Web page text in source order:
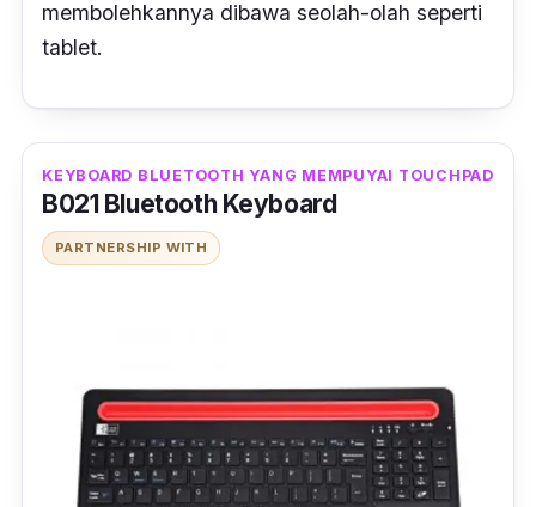
membolehkannya dibawa seolah-olah seperti
tablet.
KEYBOARD BLUETOOTH YANG MEMPUYAI TOUCHPAD
B021 Bluetooth Keyboard
PARTNERSHIP WITH